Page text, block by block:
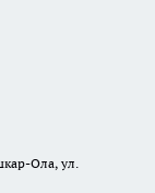
Ола, ул.